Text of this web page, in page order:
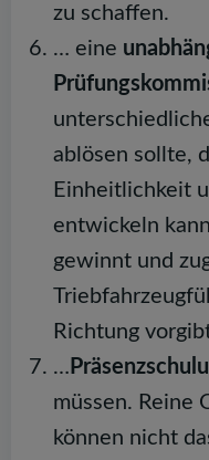
zu schaffen.
… eine
ablösen sollte,
Einheitlichkeit
entwickeln
gewinnt und
Richtung
…
müssen. Reine
können nicht